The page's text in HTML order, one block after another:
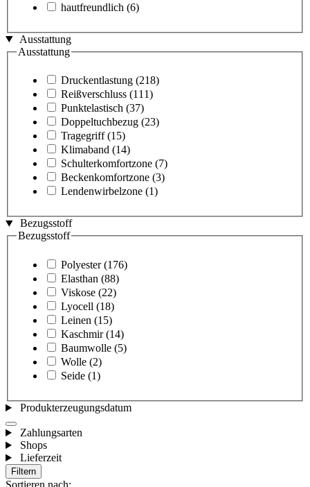
hautfreundlich (6)
Ausstattung
Ausstattung
Druckentlastung (218)
Reißverschluss (111)
Punktelastisch (37)
Doppeltuchbezug (23)
Tragegriff (15)
Klimaband (14)
Schulterkomfortzone (7)
Beckenkomfortzone (3)
Lendenwirbelzone (1)
Bezugsstoff
Bezugsstoff
Polyester (176)
Elasthan (88)
Viskose (22)
Lyocell (18)
Leinen (15)
Kaschmir (14)
Baumwolle (5)
Wolle (2)
Seide (1)
Produkterzeugungsdatum
Zahlungsarten
Shops
Lieferzeit
Filtern
Sortieren nach: